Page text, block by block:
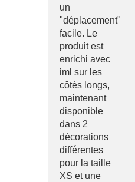
un
"déplacement"
facile. Le
produit est
enrichi avec
iml sur les
côtés longs,
maintenant
disponible
dans 2
décorations
différentes
pour la taille
XS et une